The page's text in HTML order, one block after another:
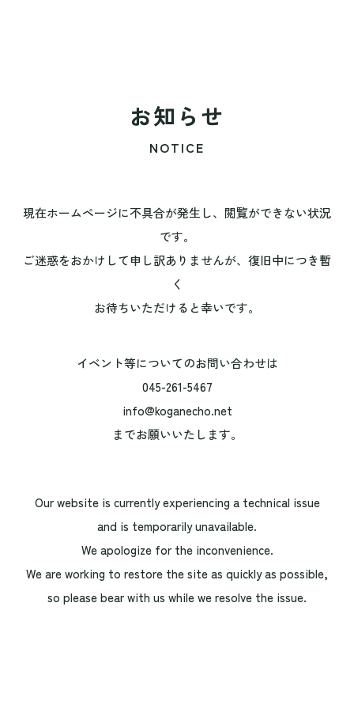
お知らせ
NOTICE
現在ホームページに不具合が発生し、閲覧ができない状況
です。
ご迷惑をおかけして申し訳ありませんが、復旧中につき暫
く
お待ちいただけると幸いです。
イベント等についてのお問い合わせは
045-261-5467
info@koganecho.net
までお願いいたします。
Our website is currently experiencing a technical issue
and is temporarily unavailable.
We apologize for the inconvenience.
We are working to restore the site as quickly as possible,
so please bear with us while we resolve the issue.